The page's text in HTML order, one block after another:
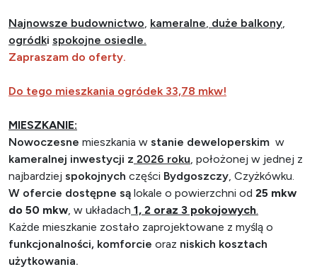
Najnowsze budownictwo kameralne duże balkony
ogródki spokojne osiedle.
Zapraszam do oferty.
Do tego mieszkania ogródek 33,78 mkw!
MIESZKANIE:
Nowoczesne mieszkania w stanie deweloperskim w
kameralnej inwestycji z 2026 roku , położonej w jednej z
najbardziej spokojnych części Bydgoszczy Czyżkówku.
W ofercie dostępne są lokale o powierzchni od 25 mkw
do 50 mkw , w układach 1, 2 oraz 3 pokojowych
Każde mieszkanie zostało zaprojektowane z myślą o
funkcjonalności, komforcie oraz niskich kosztach
użytkowania.